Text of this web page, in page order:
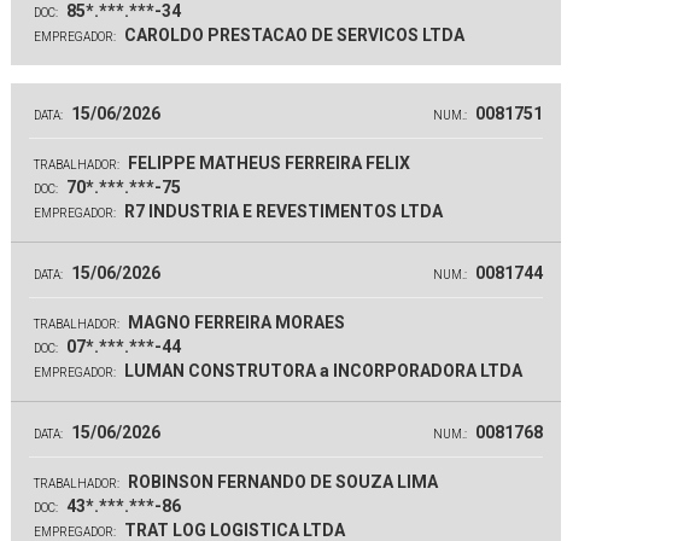
DOC: 85*.***.***-34
EMPREGADOR: CAROLDO PRESTACAO DE SERVICOS LTDA
DATA: 15/06/2026 NUM.: 0081751
TRABALHADOR: FELIPPE MATHEUS FERREIRA FELIX
DOC: 70*.***.***-75
EMPREGADOR: R7 INDUSTRIA E REVESTIMENTOS LTDA
DATA: 15/06/2026 NUM.: 0081744
TRABALHADOR: MAGNO FERREIRA MORAES
DOC: 07*.***.***-44
EMPREGADOR: LUMAN CONSTRUTORA a INCORPORADORA LTDA
DATA: 15/06/2026 NUM.: 0081768
TRABALHADOR: ROBINSON FERNANDO DE SOUZA LIMA
DOC: 43*.***.***-86
EMPREGADOR: TRAT LOG LOGISTICA LTDA